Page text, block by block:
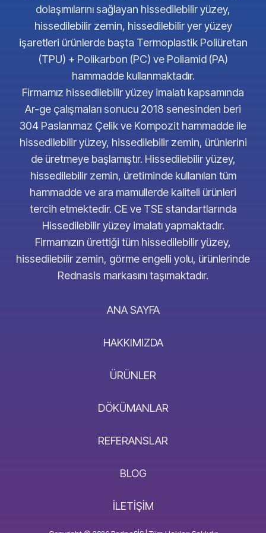
dolaşımılarını sağlayan hissedilebilir yüzey,
hissedilebilir zemin, hissedilebilir yer yüzey
işaretleri ürünlerde başta Termoplastik Poliüretan
(TPU) + Polikarbon (PC) ve Poliamid (PA)
hammadde kullanmaktadır.
Firmamız hissedilebilir yüzey imalatı kapsamında
Ar-ge çalışmaları sonucu 2018 senesinden beri
304 Paslanmaz Çelik ve Kompozit hammadde ile
hissedilebilir yüzey, hissedilebilir zemin, ürünlerini
de üretmeye başlamıştır. Hissedilebilir yüzey,
hissedilebilir zemin, üretiminde kullanılan tüm
hammadde ve ara mamullerde kaliteli ürünleri
tercih etmektedir. CE ve TSE standartlarında
Hissedilebilir yüzey imalatı yapmaktadır.
Firmamızın ürettiği tüm hissedilebilir yüzey,
hissedilebilir zemin, görme engelli yolu, ürünlerinde
Rednasis markasını taşımaktadır.
ANA SAYFA
HAKKIMIZDA
ÜRÜNLER
DÖKÜMANLAR
REFERANSLAR
BLOG
İLETIŞIM